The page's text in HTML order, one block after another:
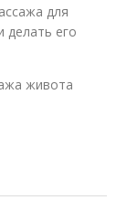
для
делать его
живота